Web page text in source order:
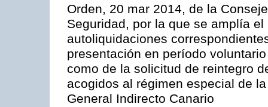
Orden, 20 mar 2014, de la
Seguridad, por la que se amplía
autoliquidaciones
presentación en período
como de la solicitud de reintegro
acogidos al régimen especial de
General Indirecto Canario